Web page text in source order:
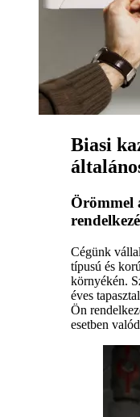
Biasi
Örömmel
Cégünk
típusú és
környékén.
éves
Ön
esetben